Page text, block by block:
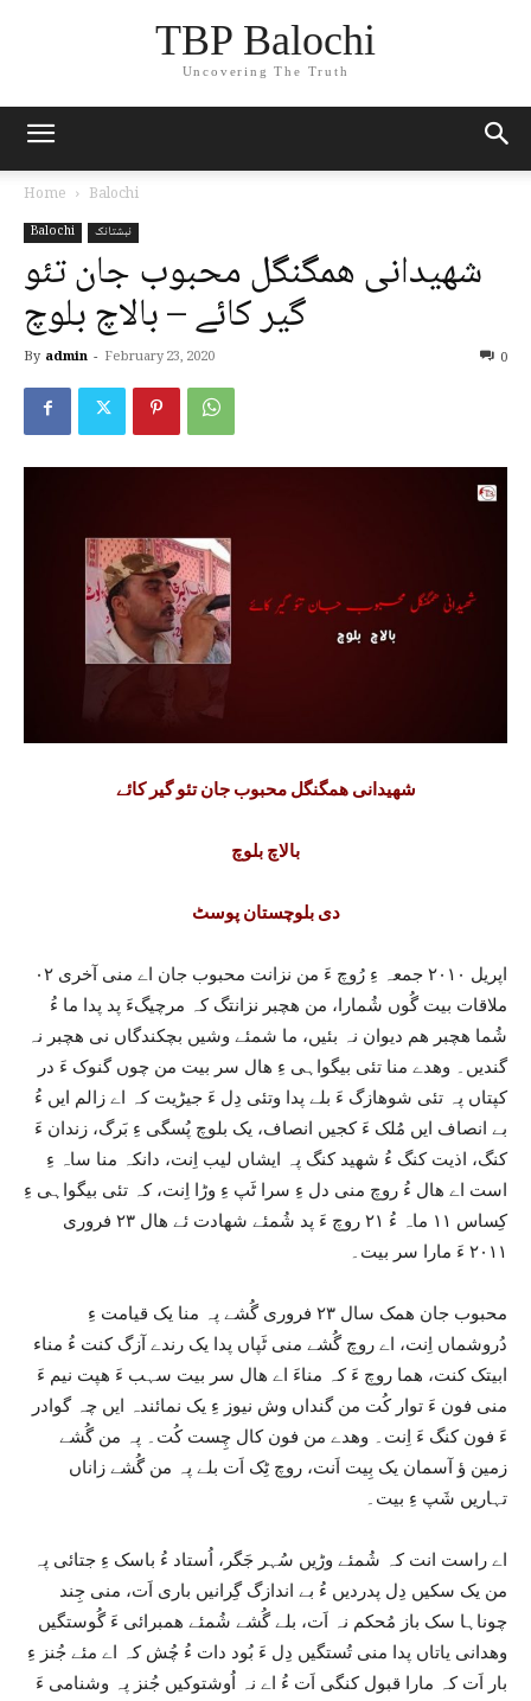
TBP Balochi
Uncovering The Truth
Home Balochi
Balochi نبشتانک
شھیدانی ھمگنگل محبوب جان تئو
گیر کائے – بالاچ بلوچ
By admin - February 23, 2020 0
شھیدانی ھمگنگل محبوب جان تئو گیر کائے
بالاچ بلوچ
دی بلوچستان پوسٹ
۰۲ اپریل ۲۰۱۰ جمعہ ءِ رُوچ ءَ من نزانت محبوب جان اے منی آخری
ملاقات بیت گُوں شُمارا، من ھچبر نزانتگ کہ مرچیگءَ پد پدا ما ءُ
شُما ھچبر ھم دیوان نہ بئیں، ما شمئے وشیں بچکندگاں نی ھچبر نہ
گندیں۔ وھدے منا تئی بیگواہی ءِ ھال سر بیت من چوں گنوک ءَ در
کپتاں پہ تئی شوھازگ ءَ بلے پدا وتئی دِل ءَ جیڑیت کہ اے زالم ایں ءُ
بے انصاف ایں مُلک ءَ کجیں انصاف، یک بلوچ پُسگی ءِ بَرگ، زندان ءَ
کنگ، اذیت کنگ ءُ شھید کنگ پہ ایشاں لیب اِنت، دانکہ منا ساہ ءِ
است اے ھال ءُ روچ منی دل ءِ سرا ٹَپ ءِ وڑا اِنت، کہ تئی بیگواہی ءِ
کِساس ۱۱ ماہ ءُ ۲۱ روچ ءَ پد شُمئے شھادت ئے ھال ۲۳ فروری
۲۰۱۱ ءَ مارا سر بیت۔
محبوب جان ھمک سال ۲۳ فروری گُشے پہ منا یک قیامت ءِ
دُروشماں اِنت، اے روچ گُشے منی ٹَپاں پدا یک رندے آزگ کنت ءُ مناء
ابیتک کنت، ھما روچ ءَ کہ مناءَ اے ھال سر بیت سہب ءَ ھپت نیم ءَ
منی فون ءَ توار کُت من گنداں وش نیوز ءِ یک نمائندہ ایں چہ گوادر
ءَ فون کنگ ءَ اِنت۔ وھدے من فون کال چِست کُت۔ پہ من گُشے
زمین ؤ آسمان یک بِیت اَنت، روچ ٹِک اَت بلے پہ من گُشے زاناں
تہاریں شَپ ءِ بیت۔
اے راست انت کہ شُمئے وڑیں سُہر جَگر، اُستاد ءُ باسک ءِ جتائی پہ
من یک سکیں دِل پدردیں ءُ بے اندازگ گِرانیں باری اَت، منی جِند
چوناہا سک باز مُحکم نہ اَت، بلے گُشے شُمئے ھمبرائی ءَ گُوستگیں
وھدانی یاتاں پدا منی تُستگیں دِل ءَ بُود دات ءُ چُش کہ اے مئے جُنز ءِ
بار اَت کہ مارا قبول کنگی اَت ءُ اے نہ اُوشتوکیں جُنز پہ وشنامی ءَ